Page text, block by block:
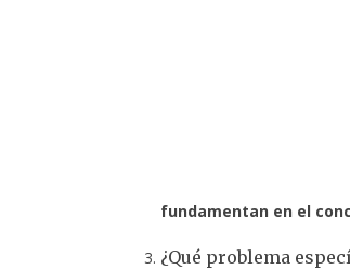
fundamentan en el
¿Qué problema